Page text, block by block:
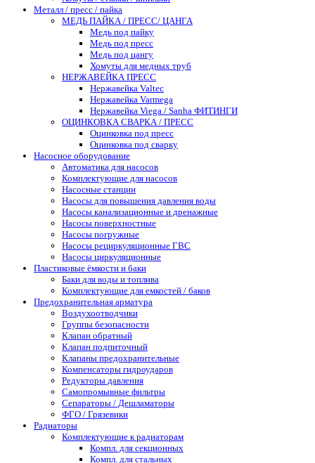
Металл / пресс / пайка
МЕДЬ ПАЙКА / ПРЕСС/ ЦАНГА
Медь под пайку
Медь под пресс
Медь под цангу
Хомуты для медных труб
НЕРЖАВЕЙКА ПРЕСС
Нержавейка Valtec
Нержавейка Varmega
Нержавейка Viega / Sanha ФИТИНГИ
ОЦИНКОВКА СВАРКА / ПРЕСС
Оцинковка под пресс
Оцинковка под сварку
Насосное оборудование
Автоматика для насосов
Комплектующие для насосов
Насосные станции
Насосы для повышения давления воды
Насосы канализационные и дренажные
Насосы поверхностные
Насосы погружные
Насосы рециркуляционные ГВС
Насосы циркуляционные
Пластиковые ёмкости и баки
Баки для воды и топлива
Комплектующие для емкостей / баков
Предохранительная арматура
Воздухоотводчики
Группы безопасности
Клапан обратный
Клапан подпиточный
Клапаны предохранительные
Компенсаторы гидроударов
Редукторы давления
Самопромывные фильтры
Сепараторы / Дешламаторы
ФГО / Грязевики
Радиаторы
Комплектующие к радиаторам
Компл. для секционных
Компл. для стальных